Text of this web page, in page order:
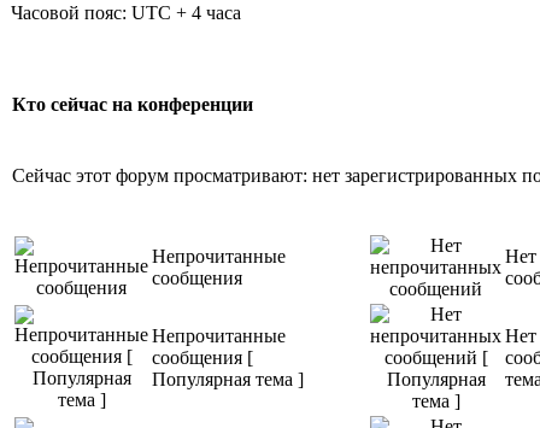
Часовой пояс: UTC + 4 часа
Кто сейчас на конференции
Сейчас этот форум просматривают: нет зарегистрированных
Непрочитанные
сообщения
Нет
Непрочитанные
сообщения [
Популярная тема ]
Нет